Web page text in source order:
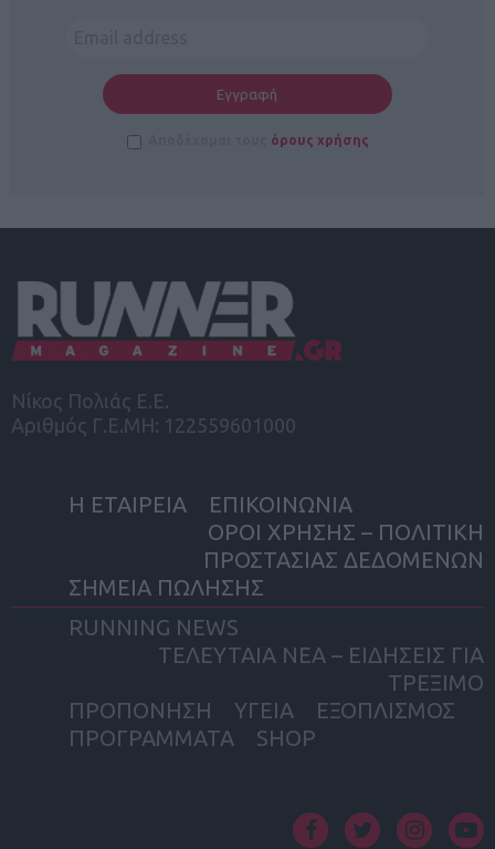
όρους χρήσης
Νίκος Πολιάς Ε.Ε.
Αριθμός Γ.Ε.ΜΗ: 122559601000
Η ΕΤΑΙΡΕΙΑ
ΕΠΙΚΟΙΝΩΝΙΑ
ΟΡΟΙ ΧΡΗΣΗΣ – ΠΟΛΙΤΙΚΗ
ΠΡΟΣΤΑΣΙΑΣ ΔΕΔΟΜΕΝΩΝ
ΣΗΜΕΙΑ ΠΩΛΗΣΗΣ
RUNNING NEWS
ΤΕΛΕΥΤΑΙΑ ΝΕΑ – ΕΙΔΗΣΕΙΣ ΓΙΑ
ΤΡΕΞΙΜΟ
ΠΡΟΠΟΝΗΣΗ
ΥΓΕΙΑ
ΕΞΟΠΛΙΣΜΟΣ
ΠΡΟΓΡΑΜΜΑΤΑ
SHOP